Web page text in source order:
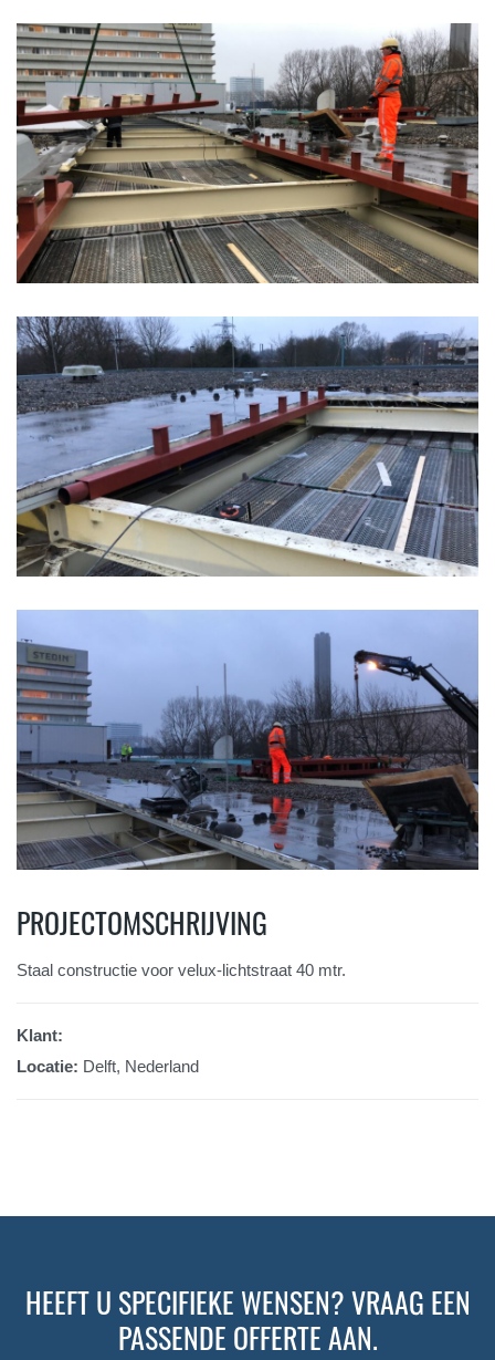
PROJECTOMSCHRIJVING
Staal constructie voor velux-lichtstraat 40 mtr.
Klant:
Locatie: Delft, Nederland
HEEFT U SPECIFIEKE WENSEN? VRAAG EEN
PASSENDE OFFERTE AAN.